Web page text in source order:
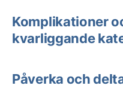
Komplikationer
kvarliggande
Påverka och